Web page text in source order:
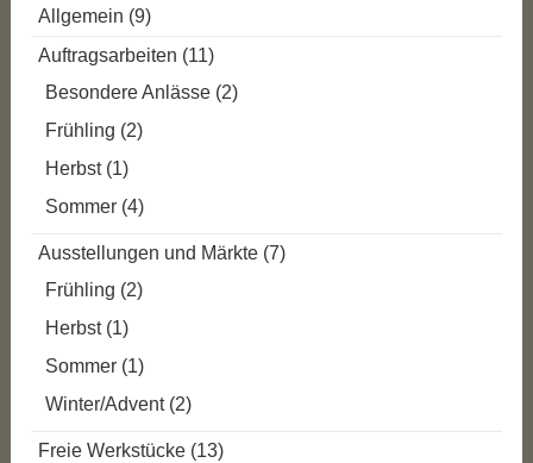
Allgemein (9)
Auftragsarbeiten (11)
Besondere Anlässe (2)
Frühling (2)
Herbst(1)
Sommer (4)
Ausstellungen und Märkte (7)
Frühling (2)
Herbst(1)
Sommer (1)
Winter/Advent(2)
Freie Werkstücke (13)